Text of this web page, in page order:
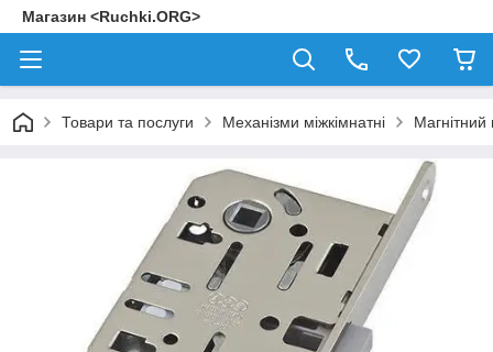
Магазин <Ruchki.ORG>
Товари та послуги Механізми міжкімнатні